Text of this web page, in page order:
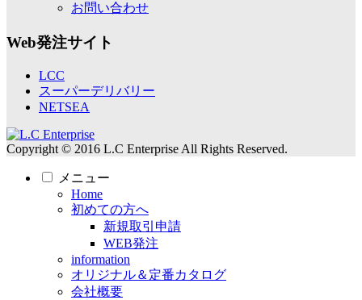
お問い合わせ
Web発注サイト
LCC
スーパーデリバリー
NETSEA
Copyright © 2016 L.C Enterprise All Rights Reserved.
メニュー
Home
初めての方へ
新規取引申請
WEB発注
information
オリジナル＆定番カタログ
会社概要